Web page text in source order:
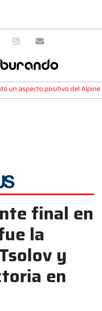
un aspecto positivo del
final en
la
y
en